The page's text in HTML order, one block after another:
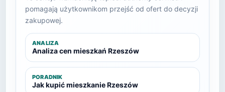
pomagają użytkownikom przejść od ofert do decyzji
zakupowej.
ANALIZA
Analiza cen mieszkań Rzeszów
PORADNIK
Jak kupić mieszkanie Rzeszów